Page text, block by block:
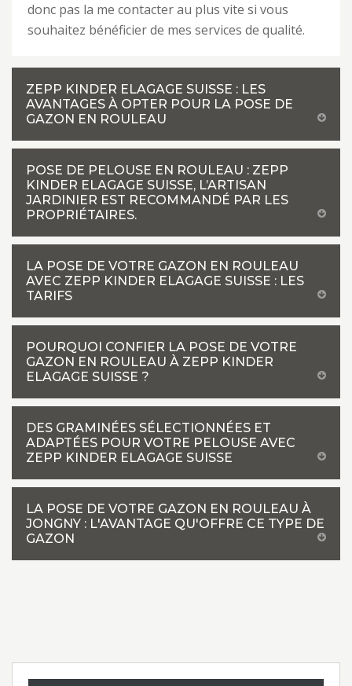
donc pas la me contacter au plus vite si vous
souhaitez bénéficier de mes services de qualité.
ZEPP KINDER ELAGAGE SUISSE : LES
AVANTAGES À OPTER POUR LA POSE DE
GAZON EN ROULEAU
POSE DE PELOUSE EN ROULEAU : ZEPP
KINDER ELAGAGE SUISSE, L’ARTISAN
JARDINIER EST RECOMMANDÉ PAR LES
PROPRIÉTAIRES.
LA POSE DE VOTRE GAZON EN ROULEAU
AVEC ZEPP KINDER ELAGAGE SUISSE : LES
TARIFS
POURQUOI CONFIER LA POSE DE VOTRE
GAZON EN ROULEAU À ZEPP KINDER
ELAGAGE SUISSE ?
DES GRAMINÉES SÉLECTIONNÉES ET
ADAPTÉES POUR VOTRE PELOUSE AVEC
ZEPP KINDER ELAGAGE SUISSE
LA POSE DE VOTRE GAZON EN ROULEAU À
JONGNY : L'AVANTAGE QU'OFFRE CE TYPE DE
GAZON